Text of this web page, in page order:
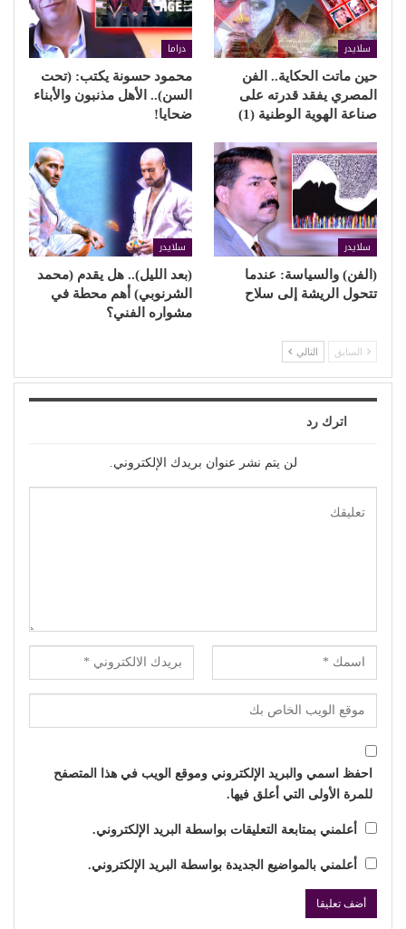
Ed Harris
enemy at the Gates
Jacques annaud
James horner
jud law سرد درامي عبقري
شارك Facebook
Twitter
السابق بوست
القضاء يحكم لصالح (زينة)
في قضية كلب الشيخ زايد
القادم بوست
بهاء الدين يوسف يكتب:
(أسد).. ملاحقة العالمية على
جثة مصر
قد يعجبك ايضا المزيد عن المؤلف
صناعة الهوية الوطنية (1)
سلايدر
(الفن) والسياسة: عندما
تتحول الريشة إلى سلاح
سلايدر
(بعد الليل).. هل يقدم (محمد
الشرنوبي) أهم محطة في
اترك رد
لن يتم نشر عنوان بريدك الإلكتروني.